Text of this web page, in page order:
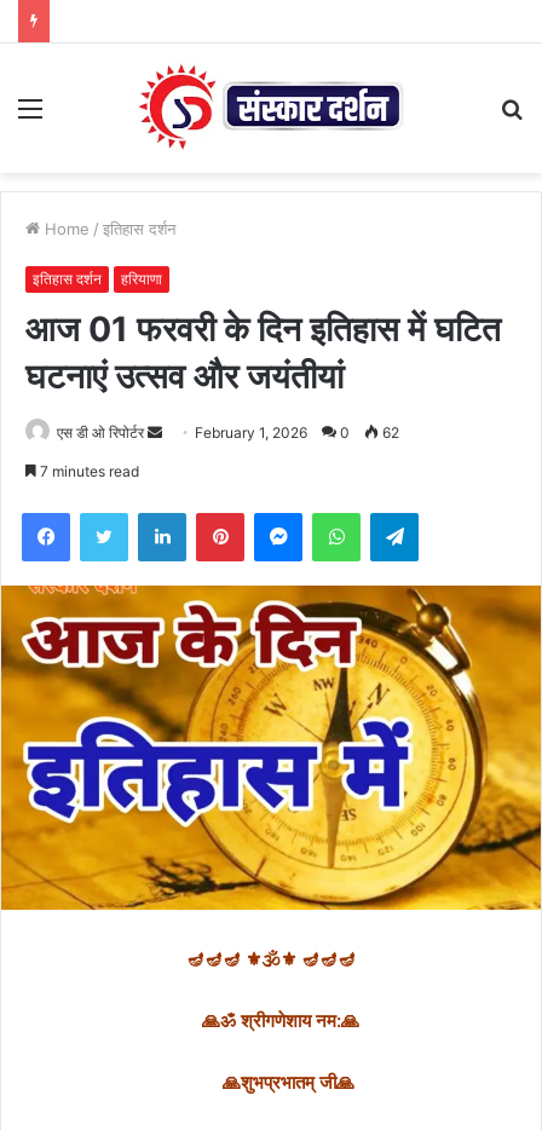
Menu
Home / इतिहास दर्शन
इतिहास दर्शन हरियाणा
आज 01 फरवरी के दिन इतिहास में घटित
घटनाएं उत्सव और जयंतीयां
एस डी ओ रिपोर्टर
Send February 1, 2026 0 62
7 minutes read
FacebookTwitter LinkedInPinterestMessengerWhatsAppTelegram
🪔🪔🪔 ⚜🕉⚜ 🪔🪔🪔
🙏ॐ श्रीगणेशाय नम:🙏
🙏शुभप्रभातम् जी🙏